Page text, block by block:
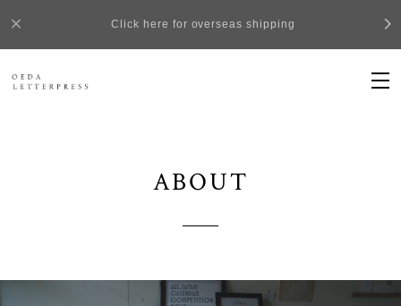
Click here for overseas shipping
ABOUT